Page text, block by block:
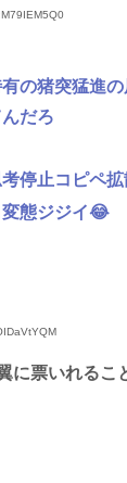
の猪突猛進
だろ
停止コピペ
態ジジイ😂
に票いれるこ